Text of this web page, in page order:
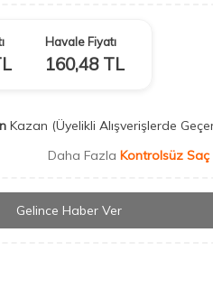
Havale Fiyatı
160,48TL
Kazan (Üyelikli Alışverişlerde
Daha Fazla Kontrolsüz Saç
Gelince Haber Ver